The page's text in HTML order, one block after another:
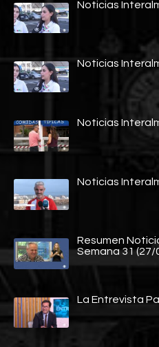
Noticias
Noticias
Noticias
Noticias
Resumen
Semana 31
La Entrevista